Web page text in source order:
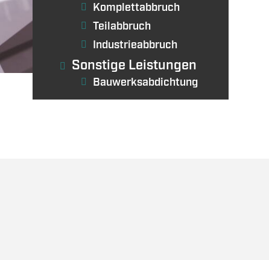
Komplettabbruch
Teilabbruch
Industrieabbruch
Sonstige Leistungen
Bauwerksabdichtung